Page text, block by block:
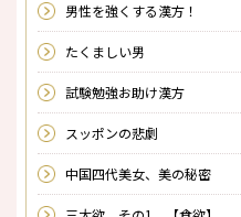
男性を強くする漢方！
たくましい男
試験勉強お助け漢方
スッポンの悲劇
中国四代美女、美の秘密